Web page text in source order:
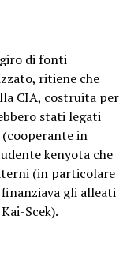
di fonti
ritiene che
CIA, costruita per
stati legati
in
kenyota che
(in particolare
gli alleati
Scek).